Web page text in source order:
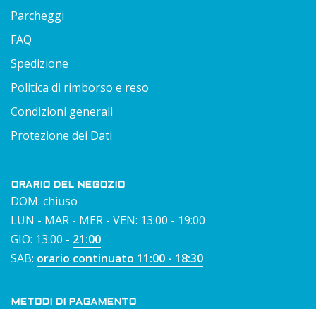
Parcheggi
FAQ
Spedizione
Politica di rimborso e reso
Condizioni generali
Protezione dei Dati
ORARIO DEL NEGOZIO
DOM: chiuso
LUN - MAR - MER - VEN: 13:00 - 19:00
GIO: 13:00 - 21:00
SAB: orario continuato 11:00 - 18:30
METODI DI PAGAMENTO